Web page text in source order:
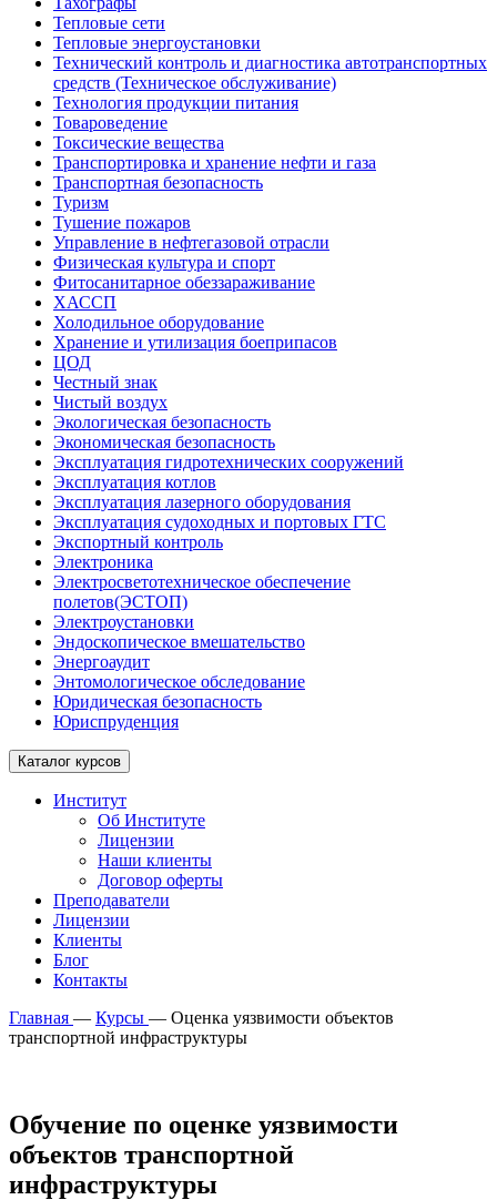
Тепловые сети
Тепловые энергоустановки
Технический контроль и диагностика автотранспортных
средств (Техническое обслуживание)
Технология продукции питания
Товароведение
Токсические вещества
Транспортировка и хранение нефти и газа
Транспортная безопасность
Туризм
Тушение пожаров
Управление в нефтегазовой отрасли
Физическая культура и спорт
Фитосанитарное обеззараживание
ХАССП
Холодильное оборудование
Хранение и утилизация боеприпасов
ЦОД
Честный знак
Чистый воздух
Экологическая безопасность
Экономическая безопасность
Эксплуатация гидротехнических сооружений
Эксплуатация котлов
Эксплуатация лазерного оборудования
Эксплуатация судоходных и портовых ГТС
Экспортный контроль
Электроника
Электросветотехническое обеспечение
полетов(ЭСТОП)
Электроустановки
Эндоскопическое вмешательство
Энергоаудит
Энтомологическое обследование
Юридическая безопасность
Юриспруденция
Каталог курсов
Институт
Об Институте
Лицензии
Наши клиенты
Договор оферты
Преподаватели
Лицензии
Клиенты
Блог
Контакты
Главная — Курсы — Оценка уязвимости объектов
транспортной инфраструктуры
Обучение по оценке уязвимости
объектов транспортной
инфраструктуры